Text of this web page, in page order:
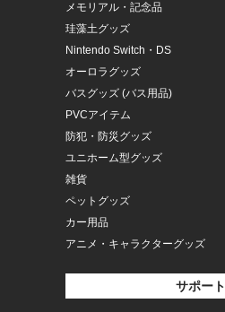
メモリアル・記念品
珪藻土グッズ
Nintendo Switch・DS
オーロラグッズ
バスグッズ (バス用品)
PVCアイテム
防犯・防災グッズ
ユニホーム型グッズ
雑貨
ペットグッズ
カー用品
アニメ・キャラクターグッズ
サポート